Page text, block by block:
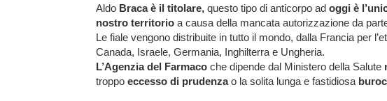
Aldo Braca è il titolare, questo tipo di anticorpo ad oggi è
nostro territorio a causa della mancata autorizzazione da
Le fiale vengono distribuite in tutto il mondo, dalla Francia per
Canada, Israele, Germania, Inghilterra e Ungheria.
L’Agenzia del Farmaco che dipende dal Ministero della Salute
troppo eccesso di prudenzao la solita lunga e fastidiosa